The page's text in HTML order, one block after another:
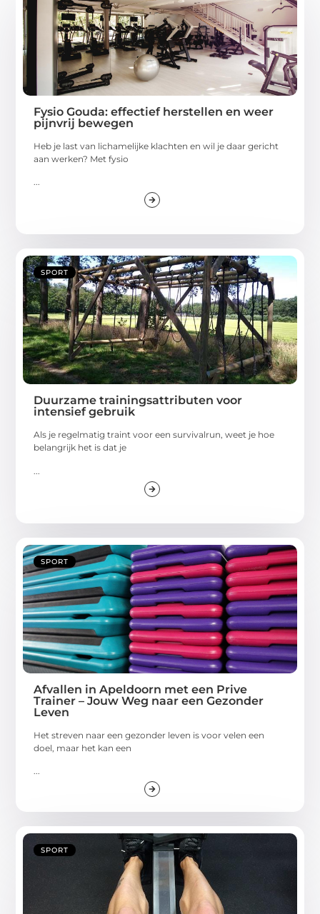
Fysio Gouda: effectief herstellen en weer
pijnvrij bewegen
Heb je last van lichamelijke klachten en wil je daar gericht
aan werken? Met fysio
...
SPORT
Duurzame trainingsattributen voor
intensief gebruik
Als je regelmatig traint voor een survivalrun, weet je hoe
belangrijk het is dat je
SPORT
Afvallen in Apeldoorn met een Prive
Trainer – Jouw Weg naar een Gezonder
Leven
Het streven naar een gezonder leven is voor velen een
doel, maar het kan een
...
SPORT